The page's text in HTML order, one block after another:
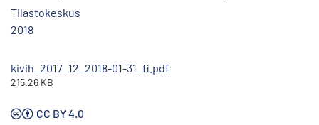
Tilastokeskus
2018
kivih_2017_12_2018-01-31_fi.pdf
215.26 KB
CC BY 4.0